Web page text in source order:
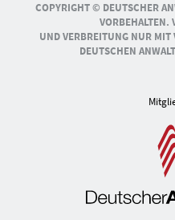
COPYRIGHT © DEUTSCHER
VORBEHALTEN.
UND VERBREITUNG NUR MIT
DEUTSCHEN